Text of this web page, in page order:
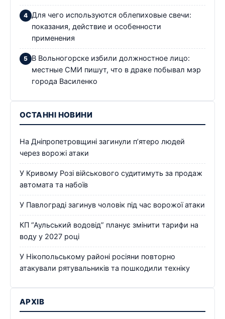
Для чего используются облепиховые свечи:
показания, действие и особенности
применения
В Вольногорске избили должностное лицо:
местные СМИ пишут, что в драке побывал мэр
города Василенко
ОСТАННІ НОВИНИ
На Дніпропетровщині загинули п’ятеро людей
через ворожі атаки
У Кривому Розі військового судитимуть за продаж
автомата та набоїв
У Павлограді загинув чоловік під час ворожої атаки
КП “Аульський водовід” планує змінити тарифи на
воду у 2027 році
У Нікопольському районі росіяни повторно
атакували рятувальників та пошкодили техніку
АРХІВ